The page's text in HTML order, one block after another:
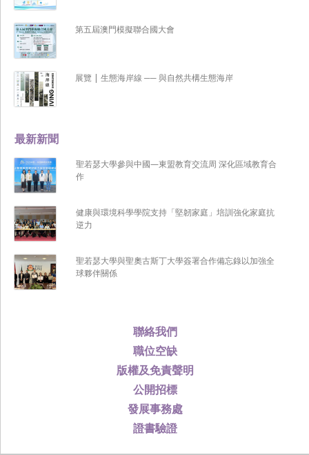
聯絡我們
職位空缺
版權及免責聲明
公開招標
發展事務處
證書驗證
最新新聞
聖若瑟大學參與中國—東盟教育交流周 深化區域教育合
作
健康與環境科學學院支持「堅韌家庭」培訓強化家庭抗
逆力
聖若瑟大學與聖奧古斯丁大學簽署合作備忘錄以加強全
球夥伴關係
第五屆澳門模擬聯合國大會
展覽 | 生態海岸線 ── 與自然共構生態海岸